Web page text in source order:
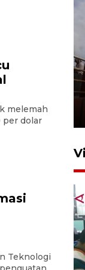
melemah
per dolar
Teknologi
buka